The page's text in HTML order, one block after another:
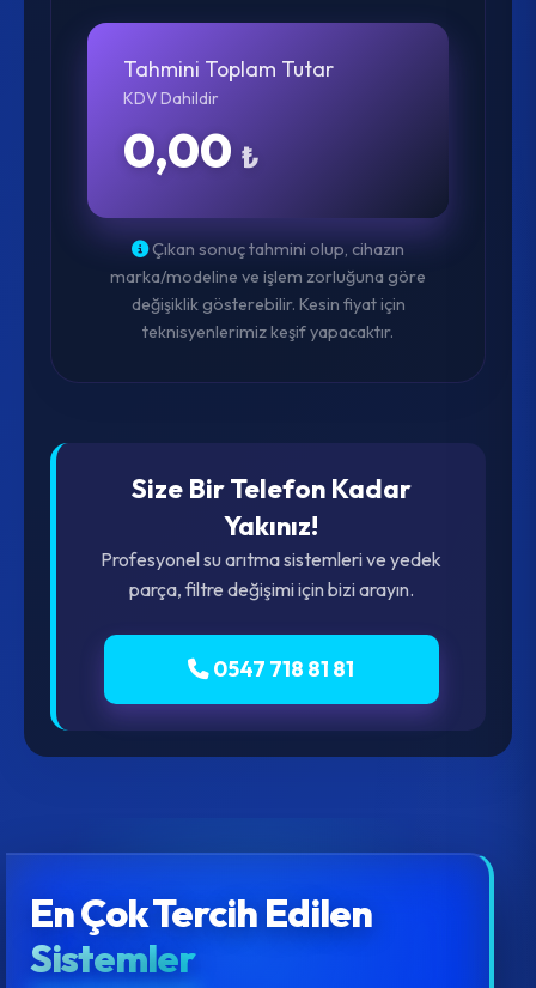
Tahmini Toplam Tutar
KDV Dahildir
0,00 ₺
Çıkan sonuç tahmini olup, cihazın
marka/modeline ve işlem zorluğuna göre
değişiklik gösterebilir. Kesin fiyat için
teknisyenlerimiz keşif yapacaktır.
Size Bir Telefon Kadar
Yakınız!
Profesyonel su arıtma sistemleri ve yedek
parça, filtre değişimi için bizi arayın.
0547 718 81 81
En Çok Tercih Edilen
Sistemler